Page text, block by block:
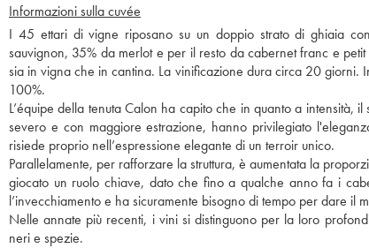
Informazioni sulla cuvée
I 45 ettari di vigne riposano su un doppio strato di ghiaia
sauvignon, 35% da merlot e per il resto da cabernet franc e
sia in vigna che in cantina. La vinificazione dura circa 20
100%.
L’équipe della tenuta Calon ha capito che in quanto a
severo e con maggiore estrazione, hanno privilegiato
risiede proprio nell’espressione elegante di un terroir unico.
Parallelamente, per rafforzare la struttura, è aumentata la
giocato un ruolo chiave, dato che fino a qualche anno fa i
l’invecchiamento e ha sicuramente bisogno di tempo per dare il
Nelle annate più recenti, i vini si distinguono per la loro
neri e spezie.